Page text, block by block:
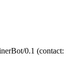
0.1 (contact: